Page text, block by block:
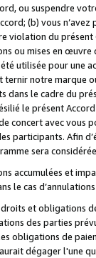
ou suspendre
(b) vous
violation du
ou mises en
utilisée pour une
notre marque
le cadre du
le présent
concert avec vous
participants. Afin
sera
accumulées et
le cas
et obligations
des parties
obligations de
dégager l'une